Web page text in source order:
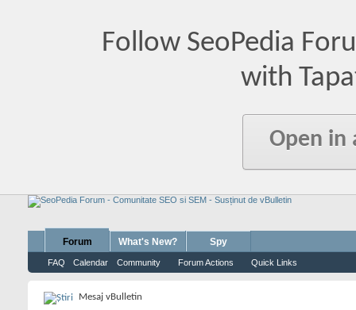
Follow SeoPedia
with
Open in
Forum
FAQ Calendar Community Forum Actions Quick Links
What's New? Spy
Mesaj vBulletin